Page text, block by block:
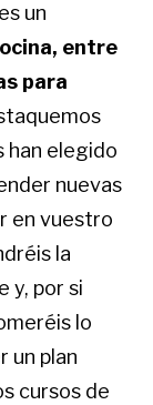
un
entre
para
han elegido
nuevas
en vuestro
la
y, por si
lo
un plan
cursos de